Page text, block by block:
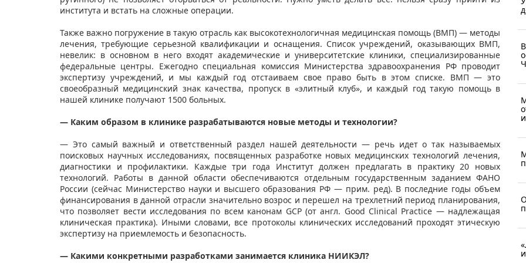
института и встать на сложные операции.
Также важно погружение в такую отрасль как высокотехнологичная медицинская помощь (ВМП) — методы
лечения, требующие серьезной квалификации и оснащения. Список учреждений, оказывающих ВМП,
невелик: в основном в него входят академические и университетские клиники, специализированные
федеральные центры. Ежегодно специальная комиссия Министерства здравоохранения РФ проводит
экспертизу учреждений, и мы каждый год отстаиваем свое право быть в этом списке. ВМП — это
своеобразный медицинский знак качества, пропуск в «элитный клуб», и каждый год такую помощь в
нашей клинике получают 1500 больных.
— Каким образом в клинике разрабатываются новые методы и технологии?
— Это самый важный и ответственный раздел нашей деятельности — речь идет о так называемых
поисковых научных исследованиях, посвященных разработке новых медицинских технологий лечения,
диагностики и профилактики. Каждые три года Институт должен предлагать в практику 20 новых
технологий. Работы в данной области обеспечиваются отдельным государственным заданием ФАНО
России (сейчас Министерство науки и высшего образования РФ — прим. ред). В последние годы объем
финансирования в данной отрасли значительно возрос и перешел на трехлетний период планирования,
что позволяет вести исследования по всем канонам GCP (от англ. Good Clinical Practice — надлежащая
клиническая практика). Иными словами, все протоколы клинических исследований проходят этическую
экспертизу на приемлемость и безопасность.
— Какими конкретными разработками занимается клиника НИИКЭЛ?